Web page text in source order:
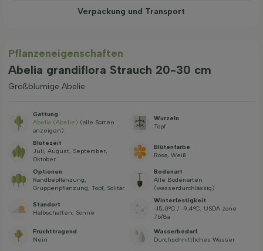
Verpackung und Transport
Pflanzeneigenschaften
Abelia grandiflora Strauch 20-30 cm
Großblumige Abelie
Gattung
Abelia (Abelie) (alle Sorten
anzeigen)
Wurzeln
Topf
Blütezeit
Juli, August, September,
Oktober
Blütenfarbe
Rosa, Weiß
Optionen
Randbepflanzung,
Gruppenpflanzung, Topf, Solitär
Bodenart
Alle Bodenarten
(wasserdurchlässig)
Standort
Halbschatten, Sonne
Winterfestigkeit
-15,0°C / -9,4°C, USDA zone
7b/8a
Fruchttragend
Nein
Wasserbedarf
Durchschnittliches Wasser